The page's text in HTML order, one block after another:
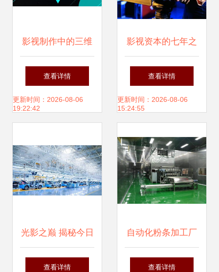
诚渲染工作出片口
流。相信自己-
>Power风格独一无
二 #无论怎么雕与
填？只是 模板搞定
HR大嘴X就着全画
面构思个人宇宙影
影视制作中的三维
动画 哈尔滨博艺电
脑培训学校的专业
查看详情
更新时间：2026-08-06
19:22:42
影视资本的七年之
痒 从狂热到理性，
影视拍摄如何破
查看详情
更新时间：2026-08-06
15:24:55
光影之巅 揭秘今日
震撼世界的影视拍
查看详情
自动化粉条加工厂
厂房及车间的核心
查看详情